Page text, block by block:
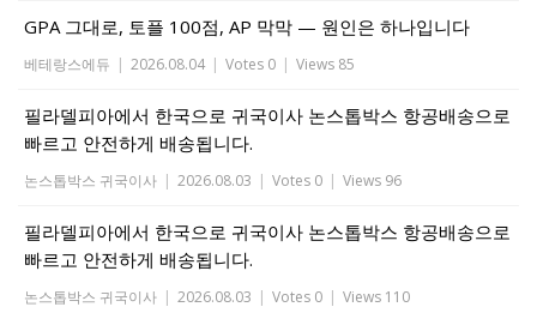
GPA 그대로, 토플 100점, AP 막막 — 원인은 하나입니다
베테랑스에듀 | 2026.08.04 | Votes 0 | Views 85
필라델피아에서 한국으로 귀국이사 논스톱박스 항공배송으로
빠르고 안전하게 배송됩니다.
논스톱박스 귀국이사 | 2026.08.03 | Votes 0 | Views 96
필라델피아에서 한국으로 귀국이사 논스톱박스 항공배송으로
빠르고 안전하게 배송됩니다.
논스톱박스 귀국이사 | 2026.08.03 | Votes 0 | Views 110